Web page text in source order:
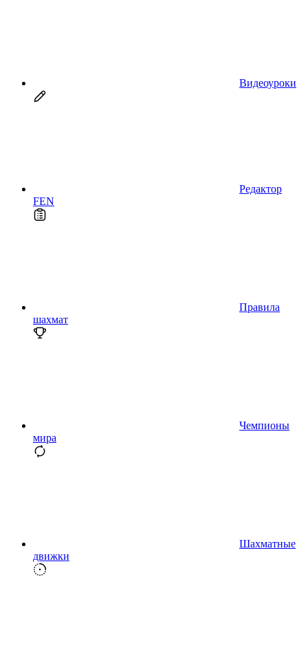
Видеоуроки
Редактор
FEN
Правила
шахмат
Чемпионы
мира
Шахматные
движки